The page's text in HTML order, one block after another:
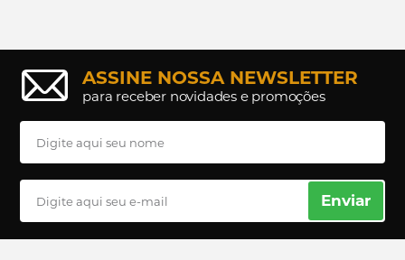
ASSINE NOSSA NEWSLETTER
para receber novidades e promoções
Enviar